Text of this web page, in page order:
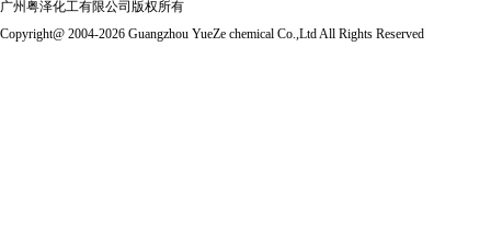
广州粤泽化工有限公司版权所有
Copyright@ 2004-2026 Guangzhou YueZe chemical Co.,Ltd All Rights Reserved